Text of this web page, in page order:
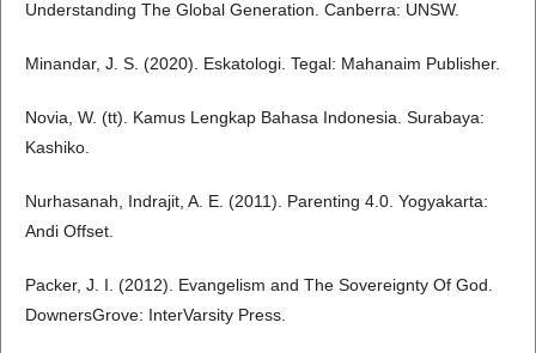
Understanding The Global Generation. Canberra: UNSW.
Minandar, J. S. (2020). Eskatologi. Tegal: Mahanaim Publisher.
Novia, W. (tt). Kamus Lengkap Bahasa Indonesia. Surabaya:
Kashiko.
Nurhasanah, Indrajit, A. E. (2011). Parenting 4.0. Yogyakarta:
Andi Offset.
Packer, J. I. (2012). Evangelism and The Sovereignty Of God.
DownersGrove: InterVarsity Press.